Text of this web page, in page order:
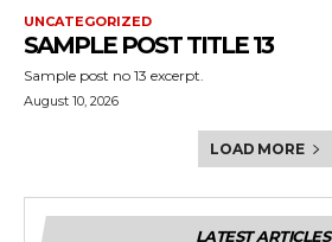
UNCATEGORIZED
SAMPLE POST TITLE 13
Sample post no 13 excerpt.
August 10, 2026
LOAD MORE
LATEST ARTICLES